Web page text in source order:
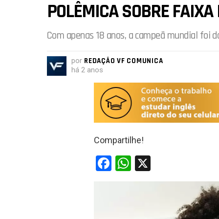
POLÊMICA SOBRE FAIXA
Com apenas 18 anos, a campeã mundial foi
por REDAÇÃO VF COMUNICA
há 2 anos
Compartilhe!
F
W
h